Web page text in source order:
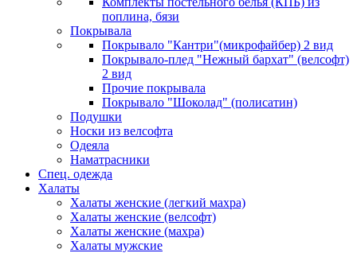
поплина, бязи
Покрывала
Покрывало "Кантри"(микрофайбер) 2 вид
Покрывало-плед "Нежный бархат" (велсофт)
2 вид
Прочие покрывала
Покрывало "Шоколад" (полисатин)
Подушки
Носки из велсофта
Одеяла
Наматрасники
Спец. одежда
Халаты
Халаты женские (легкий махра)
Халаты женские (велсофт)
Халаты женские (махра)
Халаты мужские